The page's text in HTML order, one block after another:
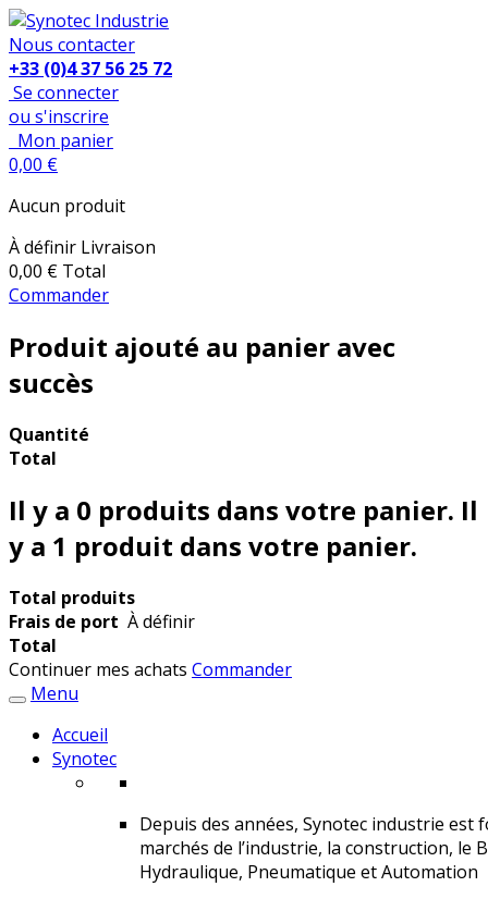
Nous contacter
+33 (0)4 37 56 25 72
Se connecter
ou s'inscrire
Mon panier
0,00 €
Aucun produit
À définir Livraison
0,00 € Total
Commander
Produit ajouté au panier avec
succès
Quantité
Total
Il y a 0 produits dans votre panier. Il
y a 1 produit dans votre panier.
Total produits
Frais de port À définir
Total
Continuer mes achats Commander
Menu
Accueil
Synotec
Depuis des années, Synotec industrie
marchés de l’industrie, la construction, le
Hydraulique, Pneumatique et Automation